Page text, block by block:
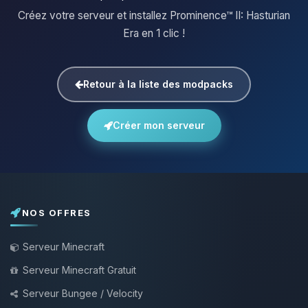
Créez votre serveur et installez Prominence™ II: Hasturian
Era en 1 clic !
Retour à la liste des modpacks
Créer mon serveur
NOS OFFRES
Serveur Minecraft
Serveur Minecraft Gratuit
Serveur Bungee / Velocity